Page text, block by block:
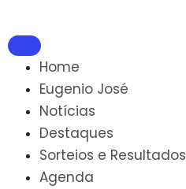
Home
Eugenio José
Notícias
Destaques
Sorteios e Resultados
Agenda